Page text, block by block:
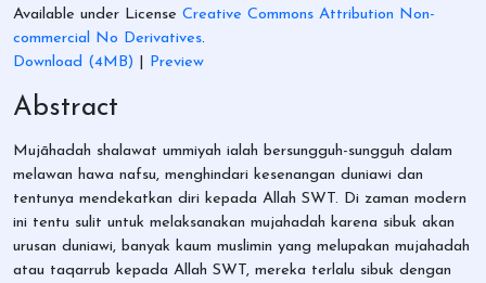
Available under License Creative Commons Attribution Non-
commercial No Derivatives.
Download (4MB)
Preview
Abstract
Mujāhadah shalawat ummiyah ialah bersungguh-sungguh dalam
melawan hawa nafsu, menghindari kesenangan duniawi dan
tentunya mendekatkan diri kepada Allah SWT. Di zaman modern
ini tentu sulit untuk melaksanakan mujahadah karena sibuk akan
urusan duniawi, banyak kaum muslimin yang melupakan mujahadah
atau taqarrub kepada Allah SWT, mereka terlalu sibuk dengan